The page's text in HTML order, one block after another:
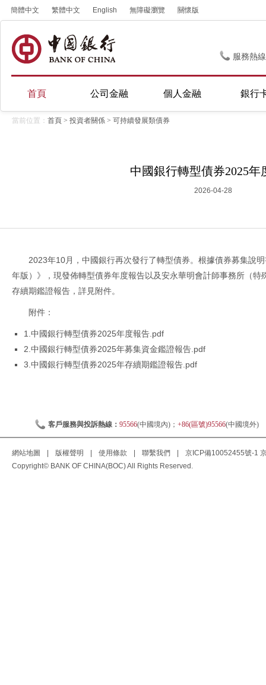
簡體中文 繁體中文 English 無障礙瀏覽 關懷版
服務熱
首頁 公司金融 個人金融 銀行
當前位置： 首頁 > 投資者關係 > 可持續發展類債券
中國銀行轉型債券2025年
2026-04-28
2023年10月，中國銀行再次發行了轉型債券。根據債券募集說
年版）》，現發佈轉型債券年度報告以及安永華明會計師事務所（
存續期鑑證報告，詳見附件。
附件：
1.中國銀行轉型債券2025年度報告.pdf
2.中國銀行轉型債券2025年募集資金鑑證報告.pdf
3.中國銀行轉型債券2025年存續期鑑證報告.pdf
客戶服務與投訴熱線： 95566(中國境內)； +86(區號)95566(中國境外)
網站地圖 版權聲明 使用條款 聯繫我們 京ICP備10052455號-1
Copyright© BANK OF CHINA(BOC) All Rights Reserved.